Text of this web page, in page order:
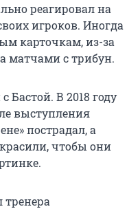
реагировал на
игроков. Иногда
карточкам, из-за
матчами с трибун.
Бастой. В 2018 году
выступления
пострадал, а
чтобы они
тренера